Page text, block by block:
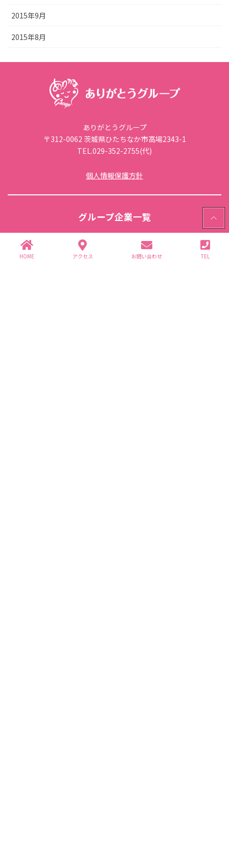
2015年9月
2015年8月
ありがとうグループ
〒312-0062 茨城県ひたちなか市高場2343-1
TEL.029-352-2755(代)
個人情報保護方針
グループ企業一覧
(株)ありが園・(株)ライフ商事
HOME アクセス お問い合わせ TEL